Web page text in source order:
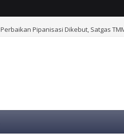
Perbaikan Pipanisasi Dikebut, Satgas